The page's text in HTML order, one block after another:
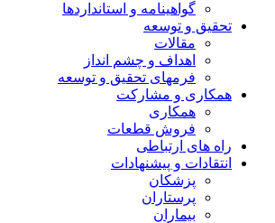
گواهينامه و استانداردها
تحقيق و توسعه
مقالات
اهداف و چشم انداز
فرمهای تحقیق و توسعه
همکاری و مشارکت
همکاری
فروش قطعات
راه های ارتباطی
انتقادات و پيشنهادات
پزشكان
پرستاران
بيماران